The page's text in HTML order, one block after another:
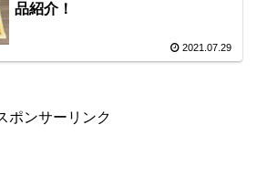
品紹介！
2021.07.29
ポンサーリンク